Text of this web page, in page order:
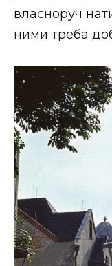
власноруч
ними треба